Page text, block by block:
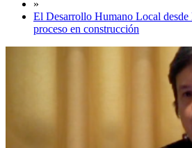
»
El Desarrollo Humano Local desde
proceso en construcción